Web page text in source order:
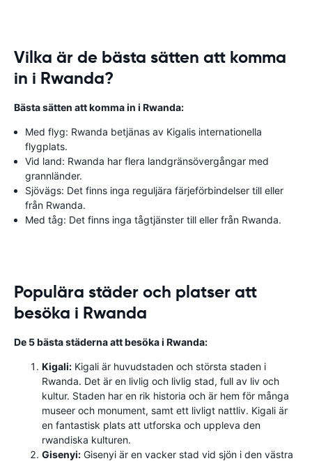
Vilka är de bästa sätten att komma
in i Rwanda?
Bästa sätten att komma in i Rwanda:
Med flyg: Rwanda betjänas av Kigalis internationella
flygplats.
Vid land: Rwanda har flera landgränsövergångar med
grannländer.
Sjövägs: Det finns inga reguljära färjeförbindelser till eller
från Rwanda.
Med tåg: Det finns inga tågtjänster till eller från Rwanda.
Populära städer och platser att
besöka i Rwanda
De 5 bästa städerna att besöka i Rwanda:
Kigali: Kigali är huvudstaden och största staden i
Rwanda. Det är en livlig och livlig stad, full av liv och
kultur. Staden har en rik historia och är hem för många
museer och monument, samt ett livligt nattliv. Kigali är
en fantastisk plats att utforska och uppleva den
rwandiska kulturen.
Gisenyi: Gisenyi är en vacker stad vid sjön i den västra